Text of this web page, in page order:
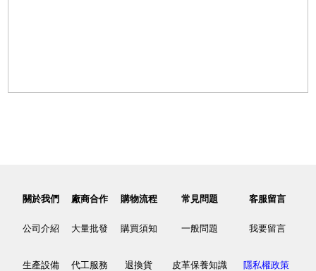
關於我們 廠商合作 購物流程 常見問題 客服留言
公司介紹 大量批發 購買須知 一般問題 我要留言
生產設備 代工服務 退換貨 皮革保養知識 隱私權政策